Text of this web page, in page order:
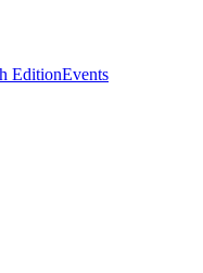
EditionEvents